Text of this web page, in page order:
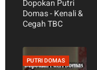
Dopokan Putri
Domas - Kenali &
Cegah TBC
PUTRI DOMAS